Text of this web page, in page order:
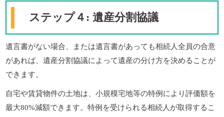
ステップ４: 遺産分割協議
遺言書がない場合、または遺言書があっても相続人全員の合意
があれば、遺産分割協議によって遺産の分け方を決めることが
できます。
自宅や賃貸物件の土地は、小規模宅地等の特例により評価額を
最大80%減額できます。特例を受けられる相続人が取得するこ